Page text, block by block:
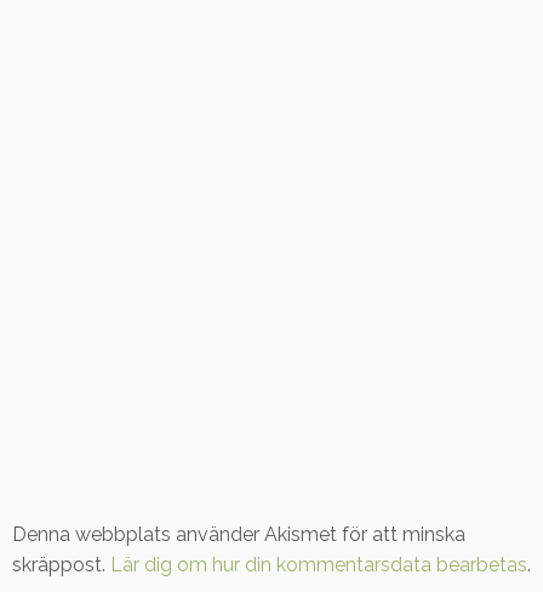
Denna webbplats använder Akismet för att minska
skräppost. Lär dig om hur din kommentarsdata bearbetas.